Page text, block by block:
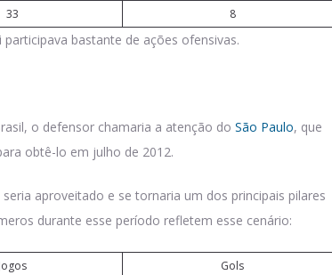
33 8
bastante de ações ofensivas.
o defensor chamaria a atenção do São Paulo, que
obtê-lo em julho de 2012.
aproveitado e se tornaria um dos principais pilares
durante esse período refletem esse cenário:
Jogos
Gols